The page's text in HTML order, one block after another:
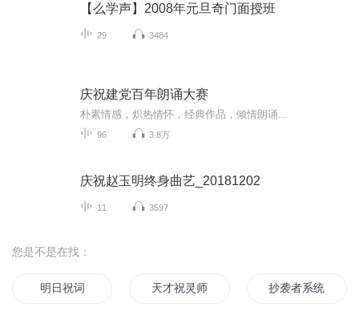
【么学声】2008年元旦奇门面授班
29 3484
庆祝建党百年朗诵大赛
朴素情感，炽热情怀，经典作品，倾情朗诵...
96 3.8万
庆祝赵玉明终身曲艺_20181202
11 3597
您是不是在找：
明日祝词 天才祝灵师 抄袭者系统